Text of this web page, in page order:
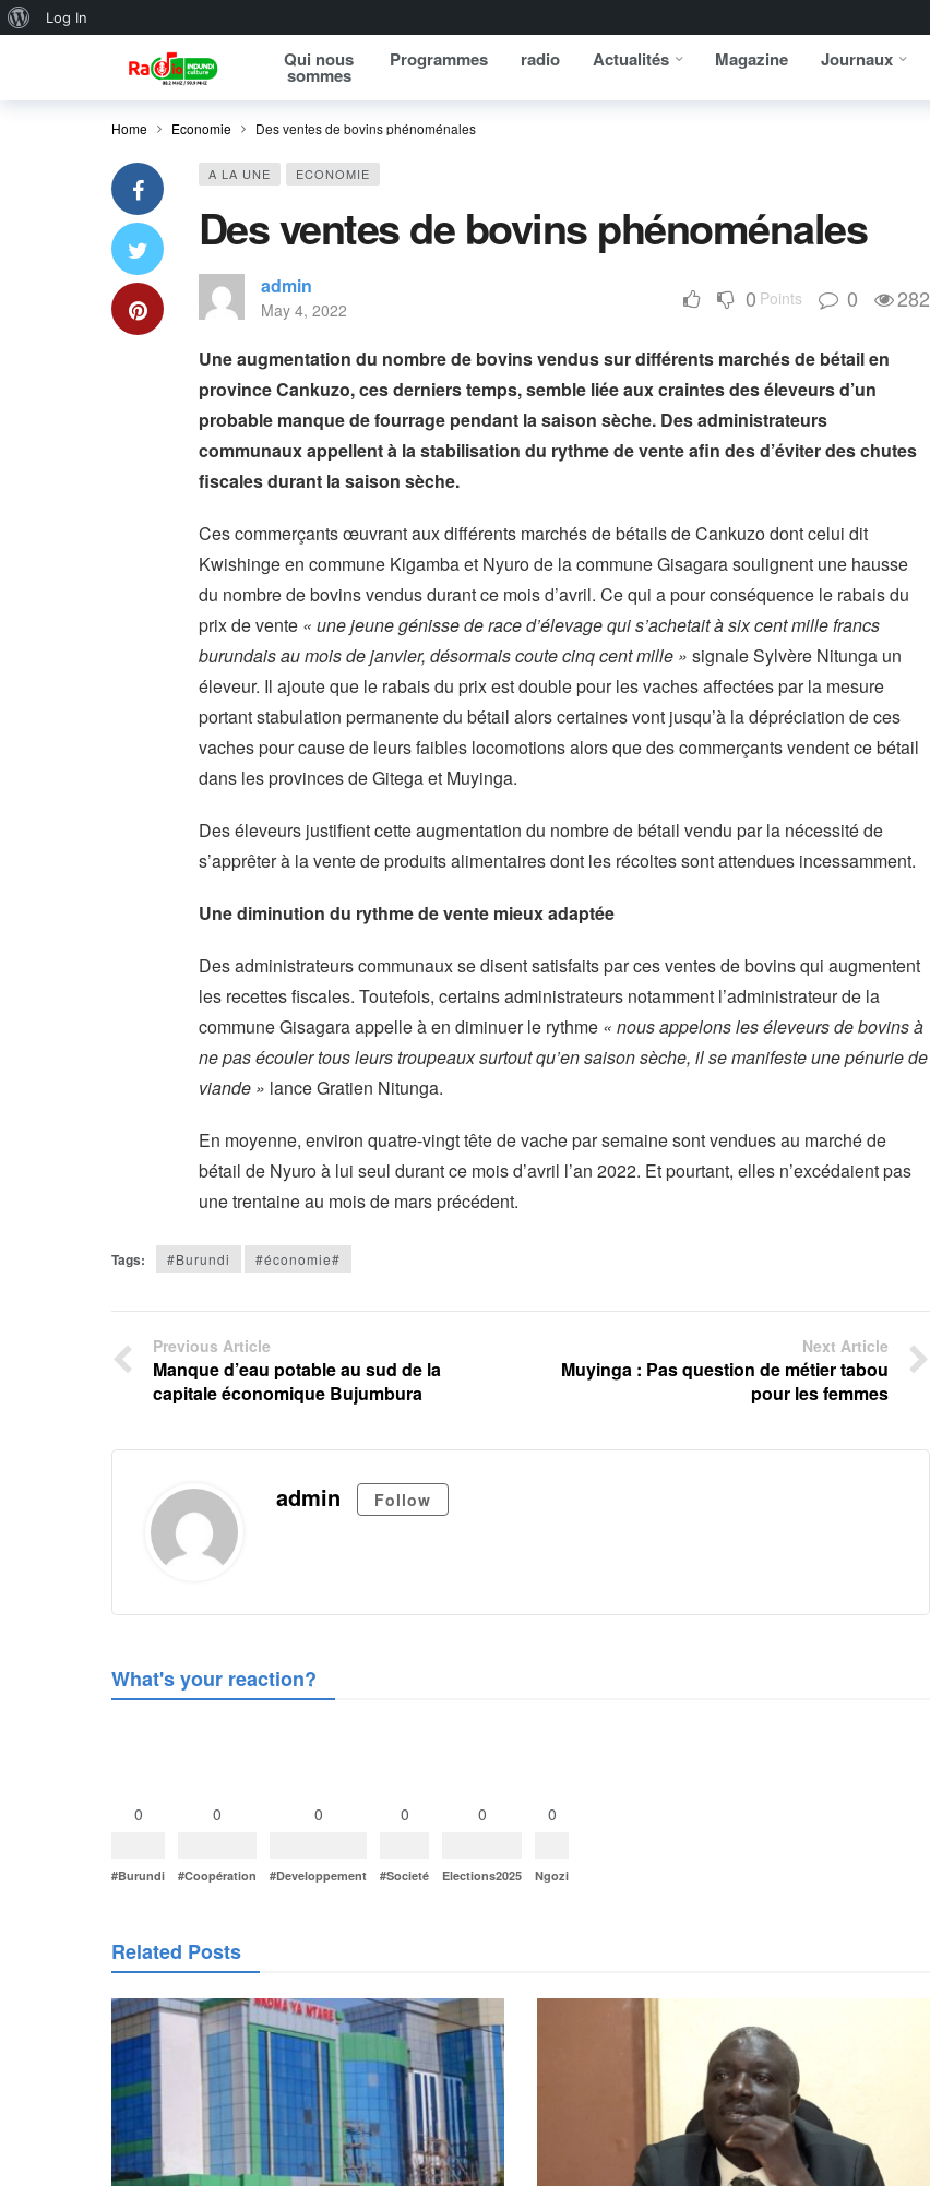
About WordPress
Log In
Qui nous
sommes
Programmes radio Actualités Magazine Journaux
Home Economie Des ventes de bovins phénoménales
A LA UNE ECONOMIE
Des ventes de bovins phénoménales
admin
May 4, 2022 0 Points 0 282
Une augmentation du nombre de bovins vendus sur différents marchés de bétail en
province Cankuzo, ces derniers temps, semble liée aux craintes des éleveurs d’un
probable manque de fourrage pendant la saison sèche. Des administrateurs
communaux appellent à la stabilisation du rythme de vente afin des d’éviter des chutes
fiscales durant la saison sèche.
Ces commerçants œuvrant aux différents marchés de bétails de Cankuzo dont celui dit
Kwishinge en commune Kigamba et Nyuro de la commune Gisagara soulignent une hausse
du nombre de bovins vendus durant ce mois d’avril. Ce qui a pour conséquence le rabais du
prix de vente « une jeune génisse de race d’élevage qui s’achetait à six cent mille francs
burundais au mois de janvier, désormais coute cinq cent mille » signale Sylvère Nitunga un
éleveur. Il ajoute que le rabais du prix est double pour les vaches affectées par la mesure
portant stabulation permanente du bétail alors certaines vont jusqu’à la dépréciation de ces
vaches pour cause de leurs faibles locomotions alors que des commerçants vendent ce bétail
dans les provinces de Gitega et Muyinga.
Des éleveurs justifient cette augmentation du nombre de bétail vendu par la nécessité de
s’apprêter à la vente de produits alimentaires dont les récoltes sont attendues incessamment.
Une diminution du rythme de vente mieux adaptée
Des administrateurs communaux se disent satisfaits par ces ventes de bovins qui augmentent
les recettes fiscales. Toutefois, certains administrateurs notamment l’administrateur de la
commune Gisagara appelle à en diminuer le rythme « nous appelons les éleveurs de bovins à
ne pas écouler tous leurs troupeaux surtout qu’en saison sèche, il se manifeste une pénurie de
viande » lance Gratien Nitunga.
En moyenne, environ quatre-vingt tête de vache par semaine sont vendues au marché de
bétail de Nyuro à lui seul durant ce mois d’avril l’an 2022. Et pourtant, elles n’excédaient pas
une trentaine au mois de mars précédent.
Tags: #Burundi #économie#
Previous Article
Manque d’eau potable au sud de la
capitale économique Bujumbura
Next Article
Muyinga : Pas question de métier tabou
pour les femmes
admin Follow
What's your reaction?
0
#Burundi
0
#Coopération
0
#Developpement
0
#Societé
0
Elections2025
0
Ngozi
Related Posts